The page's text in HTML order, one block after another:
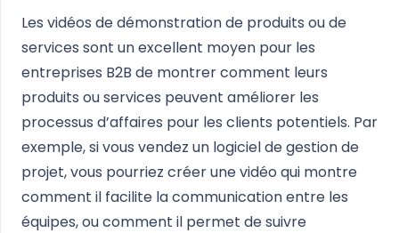
Les vidéos de démonstration de produits ou de
services sont un excellent moyen pour les
entreprises B2B de montrer comment leurs
produits ou services peuvent améliorer les
processus d’affaires pour les clients potentiels. Par
exemple, si vous vendez un logiciel de gestion de
projet, vous pourriez créer une vidéo qui montre
comment il facilite la communication entre les
équipes, ou comment il permet de suivre